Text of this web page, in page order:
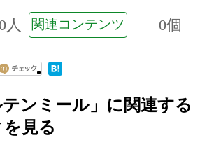
人 関連コンテンツ 0個
テンミール」に関連する
見る